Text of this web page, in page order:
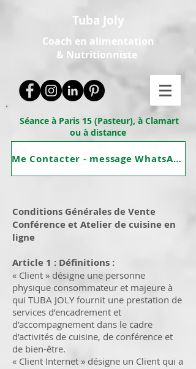
Tuba Joly
Coach en alimentation
& Nutritionniste
Séance à Paris 15 (Pasteur), à Clamart
ou à distance
Me Contacter - message WhatsApp
Conditions Générales de Vente
Conférence et Atelier de cuisine en
ligne
Article 1 : Définitions :
« Client » désigne une personne
physique consommateur et majeure à
qui TUBA JOLY fournit une prestation de
services d’encadrement et
d’accompagnement dans le cadre
d’activités de cuisine, de conférence et
de bien-être.
« Client Internet » désigne un Client qui a